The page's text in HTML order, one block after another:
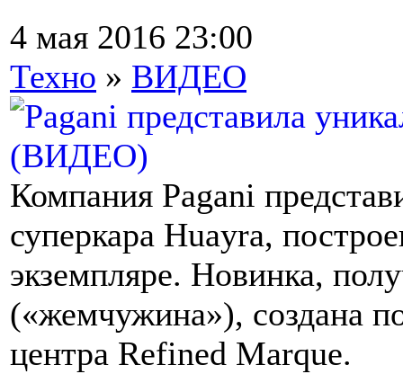
4 мая 2016 23:00
Техно » ВИДЕО
Компания Pagani
суперкара Huayra,
экземпляре. Новинка,
(«жемчужина»), создана
центра Refined Marque.